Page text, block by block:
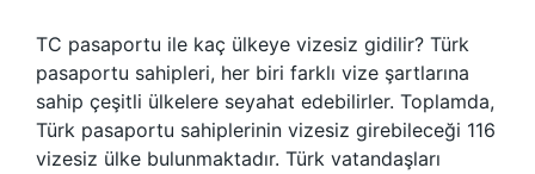
TC pasaportu ile kaç ülkeye vizesiz gidilir? Türk
pasaportu sahipleri, her biri farklı vize şartlarına
sahip çeşitli ülkelere seyahat edebilirler. Toplamda,
Türk pasaportu sahiplerinin vizesiz girebileceği 116
vizesiz ülke bulunmaktadır. Türk vatandaşları